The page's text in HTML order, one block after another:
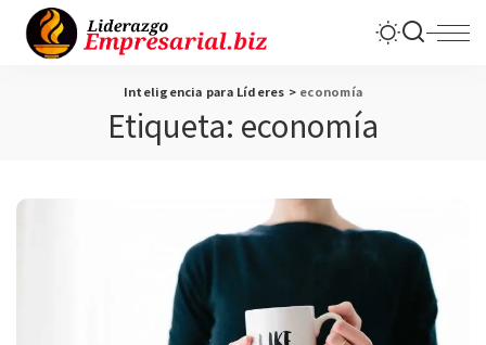
Inteligencia para Líderes > economía
Etiqueta: economía